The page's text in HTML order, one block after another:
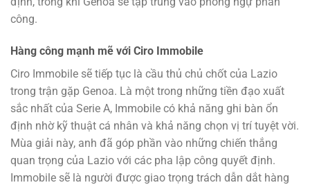
công.
Hàng công mạnh mẽ với Ciro Immobile
Ciro Immobile sẽ tiếp tục là cầu thủ chủ chốt của Lazio
trong trận gặp Genoa. Là một trong những tiền đạo xuất
sắc nhất của Serie A, Immobile có khả năng ghi bàn ổn
định nhờ kỹ thuật cá nhân và khả năng chọn vị trí tuyệt vời.
Mùa giải này, anh đã góp phần vào những chiến thắng
quan trọng của Lazio với các pha lập công quyết định.
Immobile sẽ là người được giao trọng trách dẫn dắt hàng